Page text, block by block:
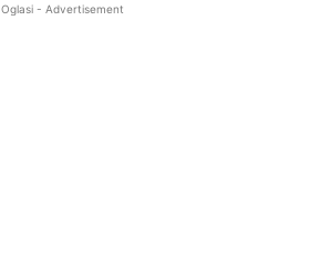
Oglasi - Advertisement